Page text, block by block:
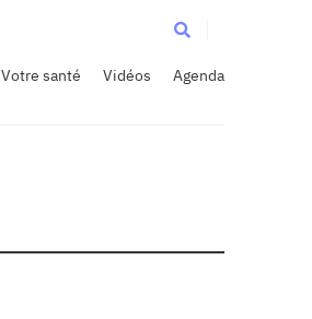
Votre santé Vidéos Agenda